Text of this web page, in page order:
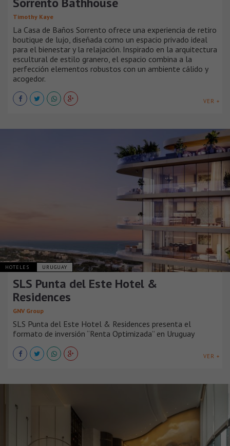
Timothy Kaye
La Casa de Baños Sorrento ofrece una experiencia de retiro
boutique de lujo, diseñada como un espacio privado ideal
para el bienestar y la relajación. Inspirado en la arquitectura
escultural de estilo granero, el espacio combina a la
perfección elementos robustos con un ambiente cálido y
acogedor.
VER +
HOTELES URUGUAY
SLS Punta del Este Hotel &
Residences
GNV Group
SLS Punta del Este Hotel & Residences presenta el
formato de inversión “Renta Optimizada” en Uruguay
VER +